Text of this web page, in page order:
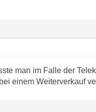
man im Falle der
einem Weiterverkauf